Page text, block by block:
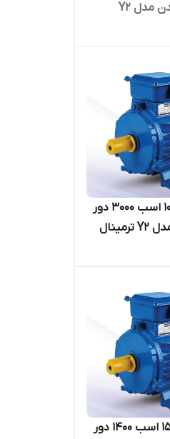
دور سه فاز پوسته چدن مدل Y2
الکتروموتور گوانگجو 10 اسب 3000 دور
سه فاز پوسته چدن مدل Y2 ترمینال
الکتروموتور گوانگجو 15 اسب 1400 دور